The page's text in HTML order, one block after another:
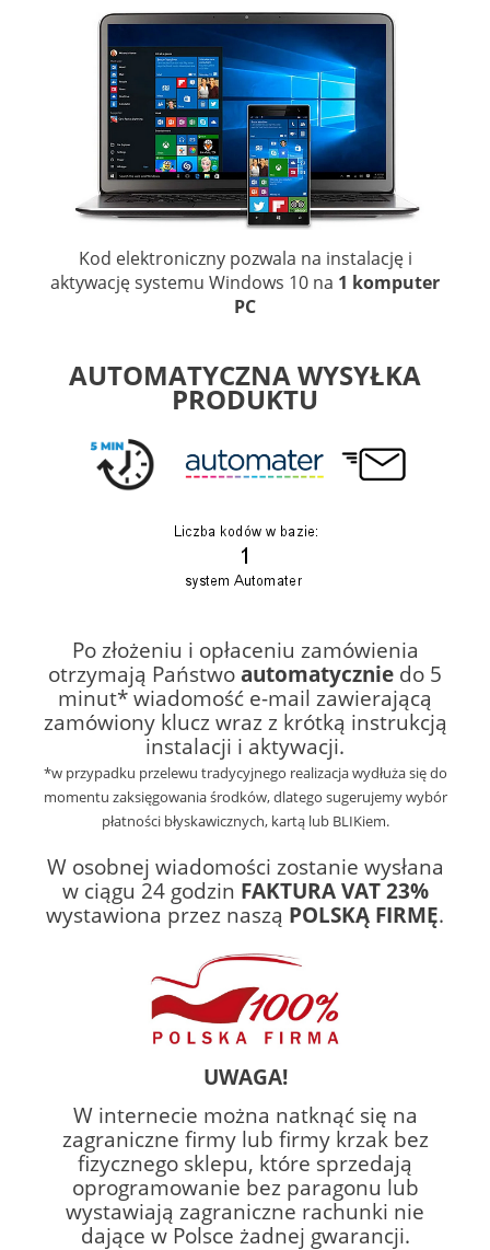
Kod elektroniczny pozwala na instalację i
aktywację systemu Windows 10 na 1 komputer
PC
AUTOMATYCZNA WYSYŁKA
PRODUKTU
Po złożeniu i opłaceniu zamówienia
otrzymają Państwo automatycznie do 5
minut* wiadomość e-mail zawierającą
zamówiony klucz wraz z krótką instrukcją
instalacji i aktywacji.
*w przypadku przelewu tradycyjnego realizacja wydłuża się do
momentu zaksięgowania środków, dlatego sugerujemy wybór
płatności błyskawicznych, kartą lub BLIKiem.
W osobnej wiadomości zostanie wysłana
w ciągu 24 godzin FAKTURA VAT 23%
wystawiona przez naszą POLSKĄ FIRMĘ.
UWAGA!
W internecie można natknąć się na
zagraniczne firmy lub firmy krzak bez
fizycznego sklepu, które sprzedają
oprogramowanie bez paragonu lub
wystawiają zagraniczne rachunki nie
dające w Polsce żadnej gwarancji.